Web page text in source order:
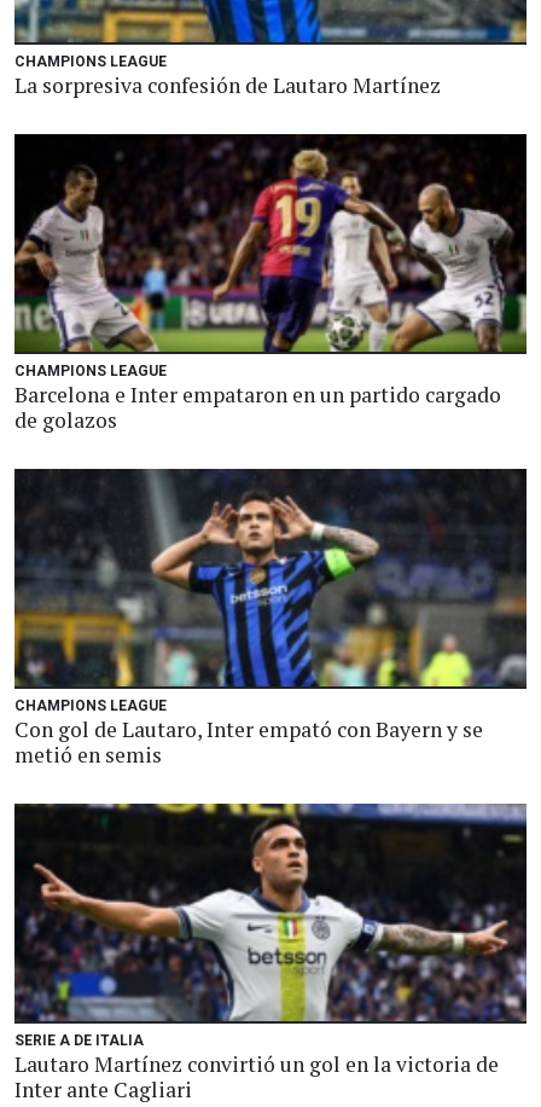
CHAMPIONS LEAGUE
La sorpresiva confesión de Lautaro Martínez
CHAMPIONS LEAGUE
Barcelona e Inter empataron en un partido cargado
de golazos
CHAMPIONS LEAGUE
Con gol de Lautaro, Inter empató con Bayern y se
metió en semis
SERIE A DE ITALIA
Lautaro Martínez convirtió un gol en la victoria de
Inter ante Cagliari